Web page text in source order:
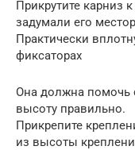
Прикрутите карниз
задумали его
Практически
фиксаторах
Она должна помочь
высоту правильно.
Прикрепите
из высоты